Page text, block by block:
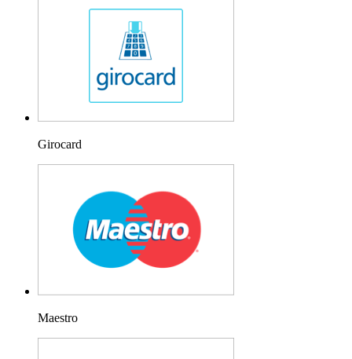
Girocard
Maestro